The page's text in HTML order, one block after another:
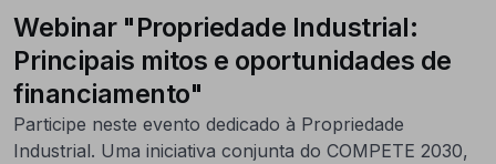
Webinar "Propriedade Industrial:
Principais mitos e oportunidades de
financiamento"
Participe neste evento dedicado à Propriedade
Industrial. Uma iniciativa conjunta do COMPETE 2030,